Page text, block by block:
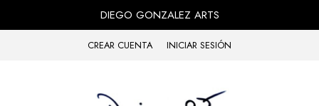
DIEGO GONZALEZ ARTS
CREAR CUENTA INICIAR SESIÓN